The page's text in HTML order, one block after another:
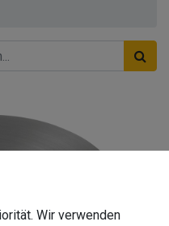
Wir verwenden